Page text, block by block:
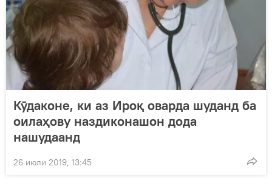
Кӯдаконе, ки аз Ироқ оварда шуданд ба
оилаҳову наздиконашон дода
нашудаанд
26 июли 2019, 13:45